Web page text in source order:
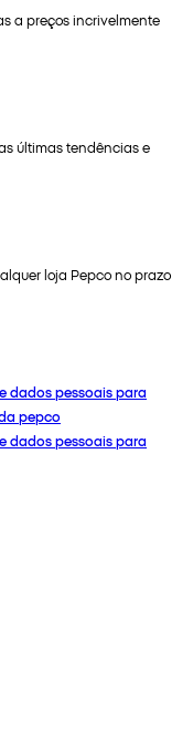
a preços incrivelmente
últimas tendências e
loja Pepco no prazo
dados pessoais para
pepco
dados pessoais para